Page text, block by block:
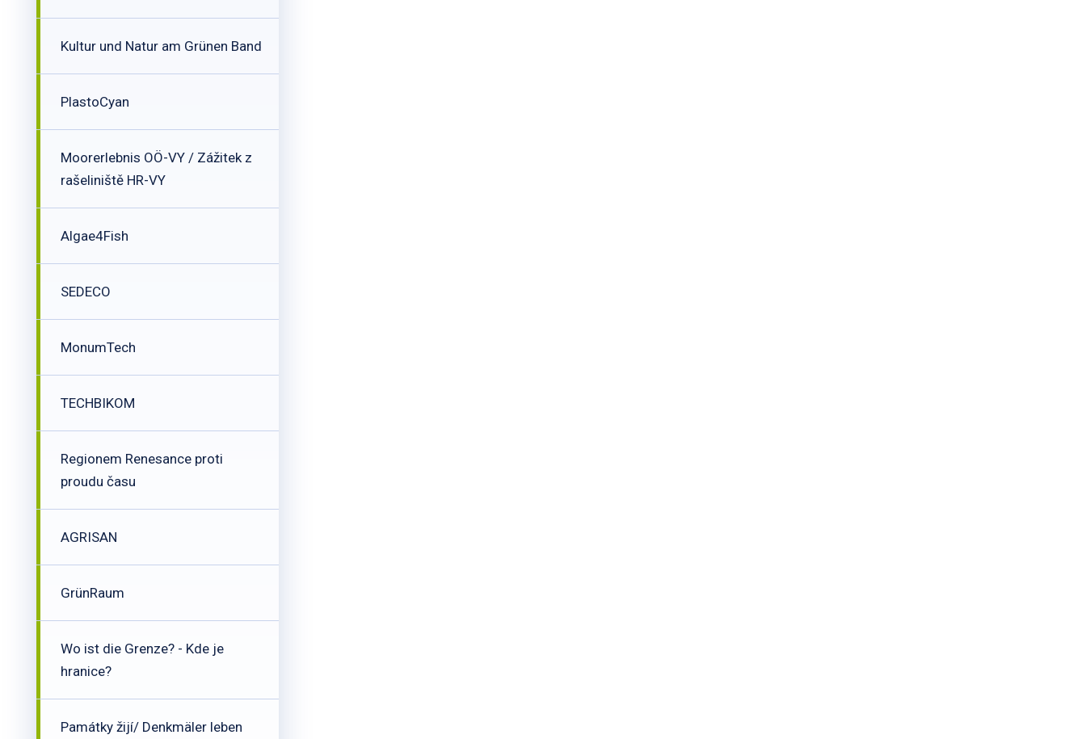
Kultur und Natur am Grünen Band
PlastoCyan
Moorerlebnis OÖ-VY / Zážitek z
rašeliniště HR-VY
Algae4Fish
SEDECO
MonumTech
TECHBIKOM
Regionem Renesance proti
proudu času
AGRISAN
GrünRaum
Wo ist die Grenze? - Kde je
hranice?
Památky žijí/ Denkmäler leben